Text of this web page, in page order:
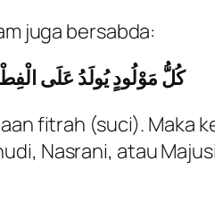
juga bersabda:
كُلُّ مَوْلُودٍ يُولَدُ عَلَى
fitrah (suci). Maka
Nasrani, atau